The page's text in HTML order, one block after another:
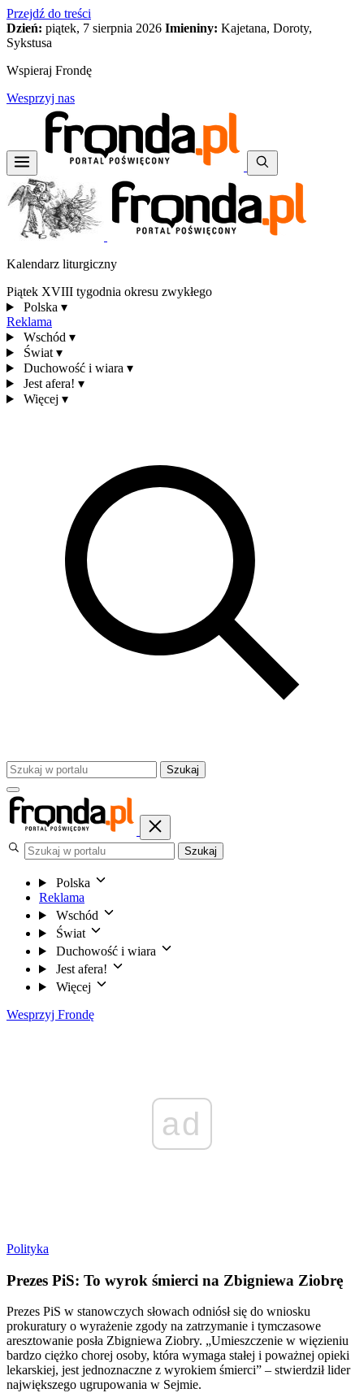
Przejdź do treści
Dzień: piątek, 7 sierpnia 2026 Imieniny: Kajetana, Doroty,
Sykstusa
Wspieraj Frondę
Wesprzyj nas
Kalendarz liturgiczny
Piątek XVIII tygodnia okresu zwykłego
Polska ▾
Reklama
Wschód ▾
Świat ▾
Duchowość i wiara ▾
Jest afera! ▾
Więcej ▾
Szukaj
Szukaj
Polska
Reklama
Wschód
Świat
Duchowość i wiara
Jest afera!
Więcej
Wesprzyj Frondę
ad
Polityka
Prezes PiS: To wyrok śmierci na Zbigniewa Ziobrę
Prezes PiS w stanowczych słowach odniósł się do wniosku
prokuratury o wyrażenie zgody na zatrzymanie i tymczasowe
aresztowanie posła Zbigniewa Ziobry. „Umieszczenie w więzieniu
bardzo ciężko chorej osoby, która wymaga stałej i poważnej opieki
lekarskiej, jest jednoznaczne z wyrokiem śmierci” – stwierdził lider
największego ugrupowania w Sejmie.